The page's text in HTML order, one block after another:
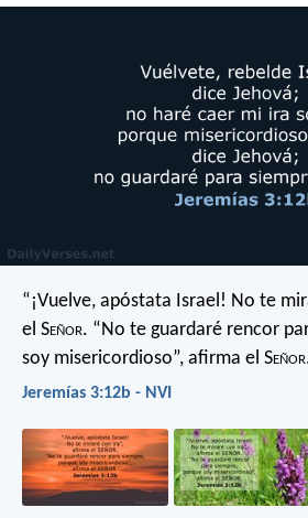
“¡Vuelve, apóstata Israel! No te
el Señor. “No te guardaré rencor
soy misericordioso”, afirma el Señor
Jeremías 3:12b - NVI